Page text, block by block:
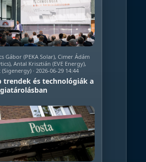
Gábor (PEKA Solar), Cimer Ádám
Antal Krisztián (EVE Energy),
· 2026-06-29 14:44
trendek és technológiák a